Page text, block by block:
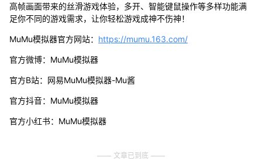
高帧画面带来的丝滑游戏体验，多开、智能键鼠操作等多样功能满
足你不同的游戏需求，让你轻松游戏成神不伤神！
MuMu模拟器官方网站： https://mumu.163.com/
官方微博：MuMu模拟器
官方B站：网易MuMu模拟器-Mu酱
官方抖音：MuMu模拟器
官方小红书：MuMu模拟器
文章已到底